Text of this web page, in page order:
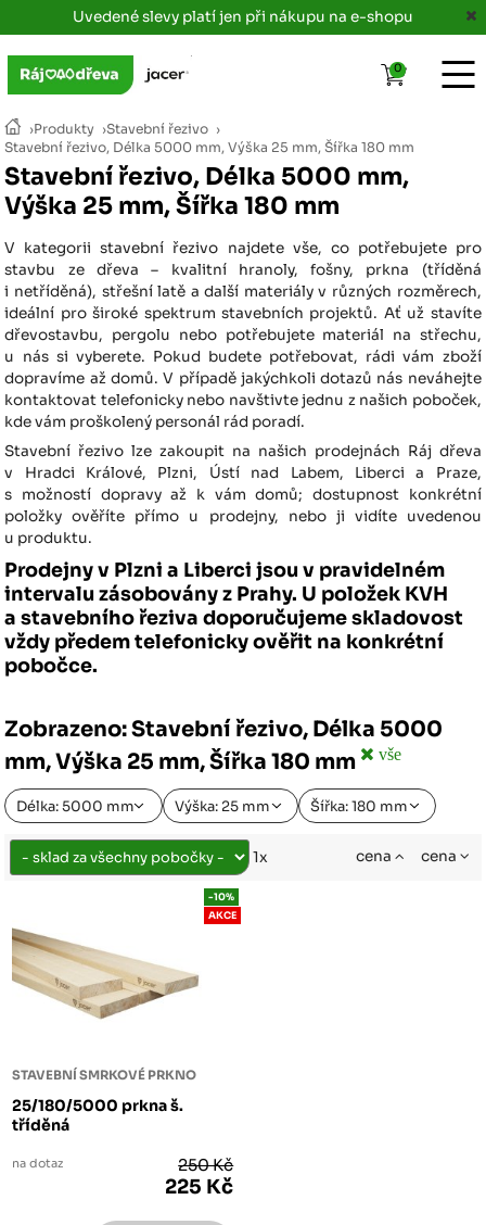
Uvedené slevy platí jen při nákupu na e-shopu
›Produkty ›Stavební řezivo ›
Stavební řezivo, Délka 5000 mm, Výška 25 mm, Šířka 180 mm
Stavební řezivo, Délka 5000 mm,
Výška 25 mm, Šířka 180 mm
V kategorii stavební řezivo najdete vše, co potřebujete pro
stavbu ze dřeva – kvalitní hranoly, fošny, prkna (tříděná
i netříděná), střešní latě a další materiály v různých rozměrech,
ideální pro široké spektrum stavebních projektů. Ať už stavíte
dřevostavbu, pergolu nebo potřebujete materiál na střechu,
u nás si vyberete. Pokud budete potřebovat, rádi vám zboží
dopravíme až domů. V případě jakýchkoli dotazů nás neváhejte
kontaktovat telefonicky nebo navštivte jednu z našich poboček,
kde vám proškolený personál rád poradí.
Stavební řezivo lze zakoupit na našich prodejnách Ráj dřeva
v Hradci Králové, Plzni, Ústí nad Labem, Liberci a Praze,
s možností dopravy až k vám domů; dostupnost konkrétní
položky ověříte přímo u prodejny, nebo ji vidíte uvedenou
u produktu.
Prodejny v Plzni a Liberci jsou v pravidelném
intervalu zásobovány z Prahy. U položek KVH
a stavebního řeziva doporučujeme skladovost
vždy předem telefonicky ověřit na konkrétní
pobočce.
Zobrazeno: Stavební řezivo, Délka 5000
mm, Výška 25 mm, Šířka 180 mm
vše
Délka: 5000 mm Výška: 25 mm Šířka: 180 mm
1x cena cena
STAVEBNÍ SMRKOVÉ PRKNO
25/180/5000 prkna š.
tříděná
-10%
AKCE
na dotaz 250 Kč
225 Kč
0